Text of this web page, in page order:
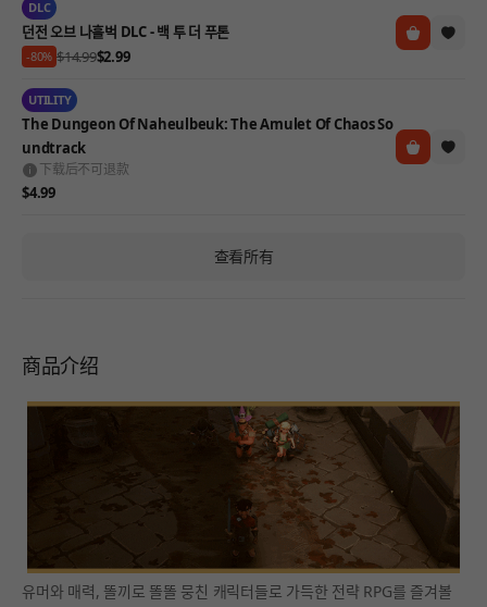
DLC
던전 오브 나흘벅 DLC - 백 투 더 푸톤
-80% $14.99$2.99
UTILITY
The Dungeon Of Naheulbeuk: The Amulet Of Chaos So
undtrack
下载后不可退款
$4.99
查看所有
商品介绍
유머와 매력, 똘끼로 똘똘 뭉친 캐릭터들로 가득한 전략 RPG를 즐겨볼